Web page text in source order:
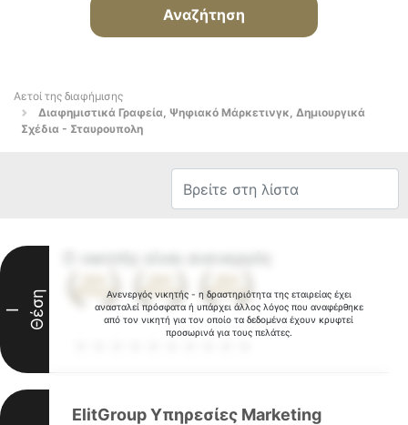
Αναζήτηση
Αετοί της διαφήμισης
Διαφημιστικά Γραφεία, Ψηφιακό Μάρκετινγκ, Δημιουργικά
Σχέδια - Σταυρουπολη
Ανενεργός νικητής - η δραστηριότητα της εταιρείας έχει
ανασταλεί πρόσφατα ή υπάρχει άλλος λόγος που αναφέρθηκε
από τον νικητή για τον οποίο τα δεδομένα έχουν κρυφτεί
προσωρινά για τους πελάτες.
I Θέση
ElitGroup Υπηρεσίες Marketing